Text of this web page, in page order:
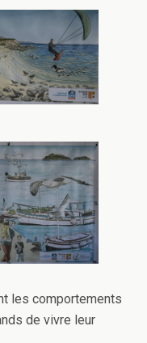
les comportements
de vivre leur